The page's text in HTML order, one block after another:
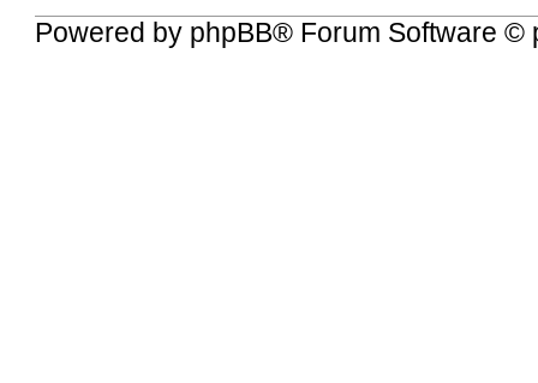
Powered by phpBB® Forum Software ©